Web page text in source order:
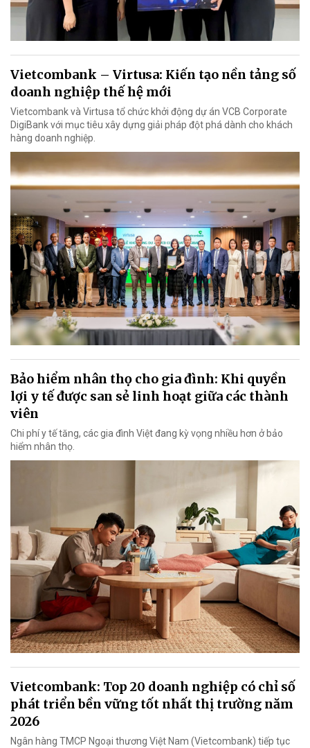
Vietcombank – Virtusa: Kiến tạo nền tảng số
doanh nghiệp thế hệ mới
Vietcombank và Virtusa tổ chức khởi động dự án VCB Corporate
DigiBank với mục tiêu xây dựng giải pháp đột phá dành cho khách
hàng doanh nghiệp.
Bảo hiểm nhân thọ cho gia đình: Khi quyền
lợi y tế được san sẻ linh hoạt giữa các thành
viên
Chi phí y tế tăng, các gia đình Việt đang kỳ vọng nhiều hơn ở bảo
hiểm nhân thọ.
Vietcombank: Top 20 doanh nghiệp có chỉ số
phát triển bền vững tốt nhất thị trường năm
2026
Ngân hàng TMCP Ngoại thương Việt Nam (Vietcombank) tiếp tục